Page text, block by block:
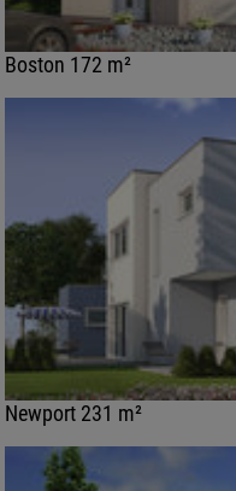
Boston 172 m²
Newport 231 m²